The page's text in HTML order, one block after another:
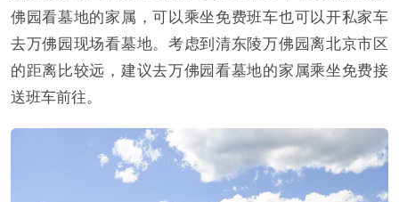
佛园看墓地的家属，可以乘坐免费班车也可以开私家车
去万佛园现场看墓地。考虑到清东陵万佛园离北京市区
的距离比较远，建议去万佛园看墓地的家属乘坐免费接
送班车前往。